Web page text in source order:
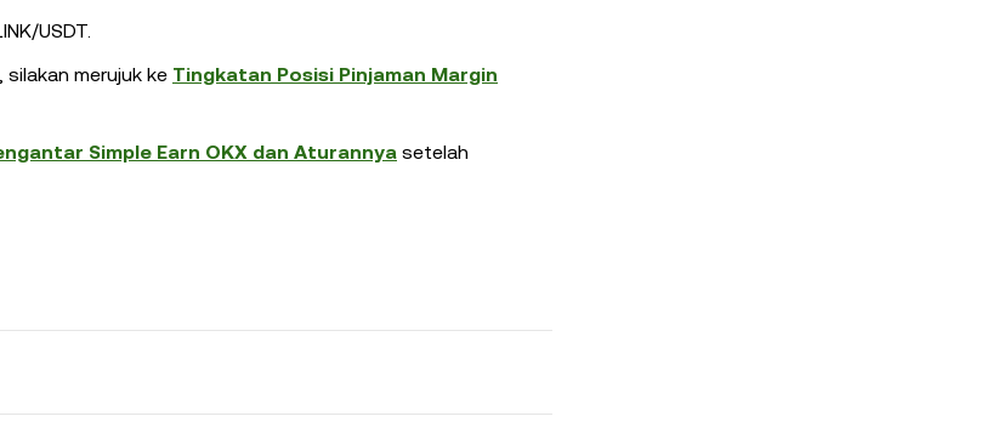
USDT.
merujuk ke Tingkatan Posisi Pinjaman Margin
Simple Earn OKX dan Aturannya setelah